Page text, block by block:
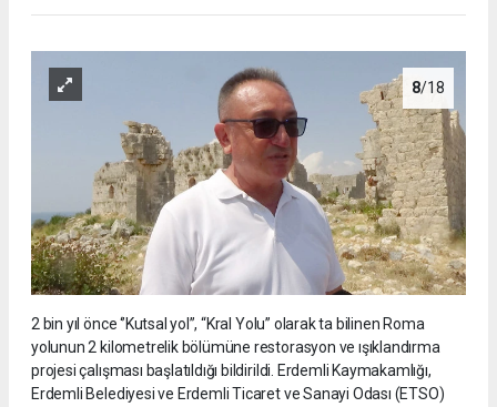
8/18
2 bin yıl önce ‘’Kutsal yol’’, “Kral Yolu” olarak ta bilinen Roma
yolunun 2 kilometrelik bölümüne restorasyon ve ışıklandırma
projesi çalışması başlatıldığı bildirildi. Erdemli Kaymakamlığı,
Erdemli Belediyesi ve Erdemli Ticaret ve Sanayi Odası (ETSO)